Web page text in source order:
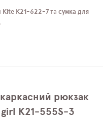
Kite K21-622-7 та сумка для
рюкзак
K21-555S-3